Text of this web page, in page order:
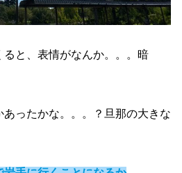
ると、表情がなんか。。。暗
ったかな。。。？旦那の大きな